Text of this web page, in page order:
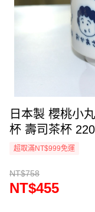
日本製 櫻桃小
杯 壽司茶杯
超取滿NT$999免運
NT$758
NT$455